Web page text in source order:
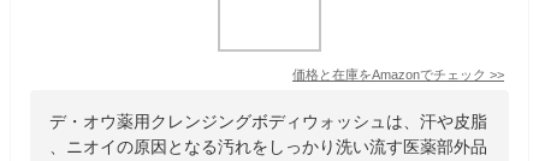
価格と在庫をAmazonでチェック >>
デ・オウ薬用クレンジングボディウォッシュは、汗や皮脂
、ニオイの原因となる汚れをしっかり洗い流す医薬部外品